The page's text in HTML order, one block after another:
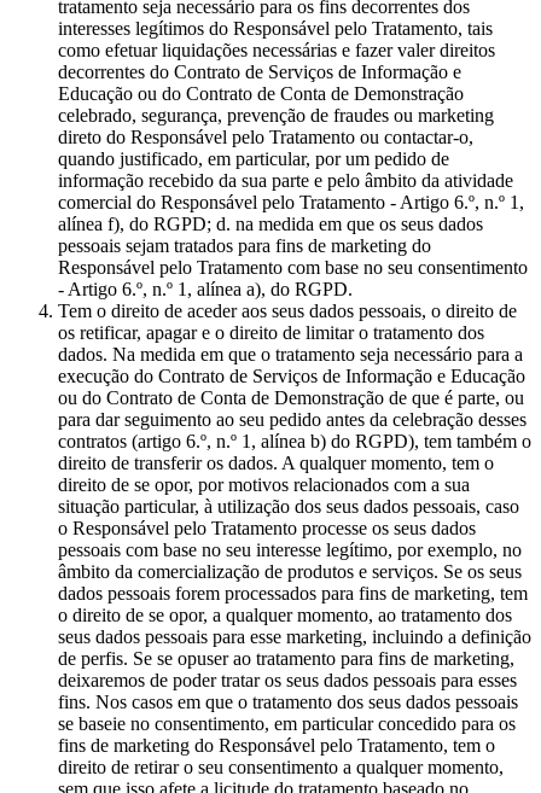
tratamento seja necessário para os fins decorrentes dos
interesses legítimos do Responsável pelo Tratamento, tais
como efetuar liquidações necessárias e fazer valer direitos
decorrentes do Contrato de Serviços de Informação e
Educação ou do Contrato de Conta de Demonstração
celebrado, segurança, prevenção de fraudes ou marketing
direto do Responsável pelo Tratamento ou contactar-o,
quando justificado, em particular, por um pedido de
informação recebido da sua parte e pelo âmbito da atividade
comercial do Responsável pelo Tratamento - Artigo 6.º, n.º 1,
alínea f), do RGPD; d. na medida em que os seus dados
pessoais sejam tratados para fins de marketing do
Responsável pelo Tratamento com base no seu consentimento
- Artigo 6.º, n.º 1, alínea a), do RGPD.
Tem o direito de aceder aos seus dados pessoais, o direito de
os retificar, apagar e o direito de limitar o tratamento dos
dados. Na medida em que o tratamento seja necessário para a
execução do Contrato de Serviços de Informação e Educação
ou do Contrato de Conta de Demonstração de que é parte, ou
para dar seguimento ao seu pedido antes da celebração desses
contratos (artigo 6.º, n.º 1, alínea b) do RGPD), tem também o
direito de transferir os dados. A qualquer momento, tem o
direito de se opor, por motivos relacionados com a sua
situação particular, à utilização dos seus dados pessoais, caso
o Responsável pelo Tratamento processe os seus dados
pessoais com base no seu interesse legítimo, por exemplo, no
âmbito da comercialização de produtos e serviços. Se os seus
dados pessoais forem processados para fins de marketing, tem
o direito de se opor, a qualquer momento, ao tratamento dos
seus dados pessoais para esse marketing, incluindo a definição
de perfis. Se se opuser ao tratamento para fins de marketing,
deixaremos de poder tratar os seus dados pessoais para esses
fins. Nos casos em que o tratamento dos seus dados pessoais
se baseie no consentimento, em particular concedido para os
fins de marketing do Responsável pelo Tratamento, tem o
direito de retirar o seu consentimento a qualquer momento,
sem que isso afete a licitude do tratamento baseado no